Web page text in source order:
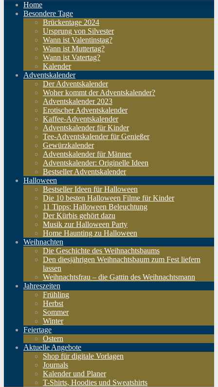
Home
Besondere Tage
Brückentage 2024
Ursprung von Silvester
Wann ist Valentinstag?
Wann ist Muttertag?
Wann ist Vatertag?
Kalender
Adventskalender
Der Adventskalender
Woher kommt der Adventskalender?
Adventskalender 2023
Erotischer Adventskalender
Kaffee-Adventskalender
Adventskalender für Kinder
Tee-Adventskalender für Genießer
Gewürzkalender
Adventskalender für Männer
Adventskalender: Originelle Ideen
Bestseller Adventskalender
Halloween
Bestseller Ideen für Halloween
Die 10 besten Halloween Filme für Kinder
11 Tipps: Halloween Beleuchtung
Der Kürbis gehört dazu
Musik zur Halloween Party
Home Haunting zu Halloween
Weihnachten
Die Geschichte des Weihnachtsbaums
Den diesjährigen Weihnachtsbaum zum Fest liefern
lassen
Weihnachtsfrau – die Gattin des Weihnachtsmann
Jahreszeiten
Frühling
Herbst
Sommer
Winter
Feiertage
Ostern
Aktuelle Angebote
Shop für digitale Vorlagen
Journals
Kalender und Planer
T-Shirts, Hoodies und Sweatshirts